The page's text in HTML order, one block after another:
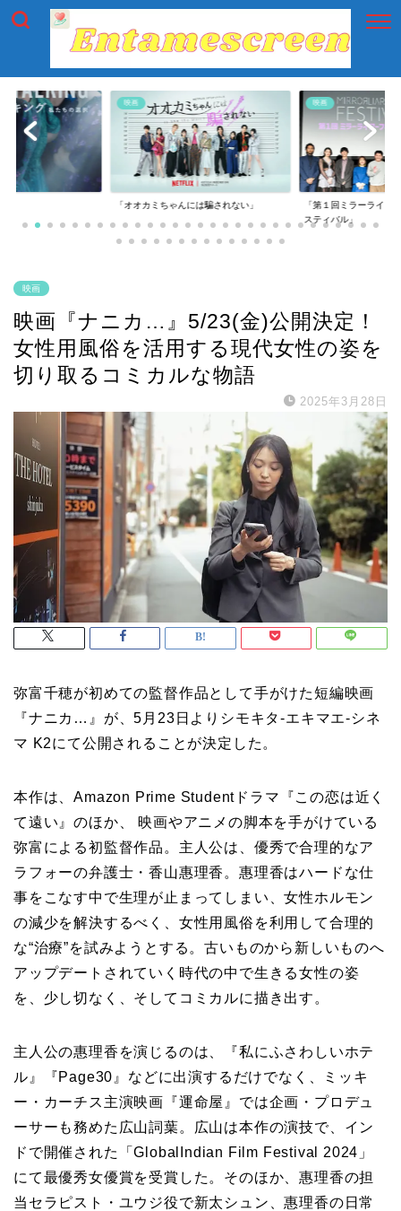
映画
「第１回ミラーライアーフィルムズ・フェ
映画
「第一回横浜国際映画
映画
映画『ナニカ…』5/23(金)公開決定！
女性用風俗を活用する現代女性の姿を
切り取るコミカルな物語
2025年3月28日
弥富千穂が初めての監督作品として手がけた短編映画
『ナニカ…』が、5月23日よりシモキタ-エキマエ-シネ
マ K2にて公開されることが決定した。
本作は、Amazon Prime Studentドラマ『この恋は近く
て遠い』のほか、 映画やアニメの脚本を手がけている
弥富による初監督作品。主人公は、優秀で合理的なア
ラフォーの弁護士・香山惠理香。惠理香はハードな仕
事をこなす中で生理が止まってしまい、女性ホルモン
の減少を解決するべく、女性用風俗を利用して合理的
な“治療”を試みようとする。古いものから新しいものへ
アップデートされていく時代の中で生きる女性の姿
を、少し切なく、そしてコミカルに描き出す。
主人公の惠理香を演じるのは、『私にふさわしいホテ
ル』『Page30』などに出演するだけでなく、ミッキ
ー・カーチス主演映画『運命屋』では企画・プロデュ
ーサーも務めた広山詞葉。広山は本作の演技で、イン
ドで開催された「GlobalIndian Film Festival 2024」
にて最優秀女優賞を受賞した。そのほか、惠理香の担
当セラピスト・ユウジ役で新太シュン、惠理香の日常